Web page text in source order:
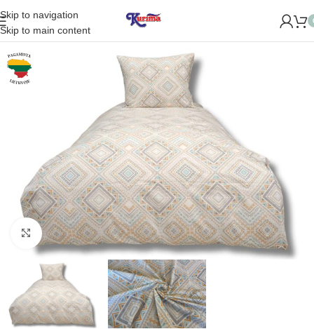
Skip to navigation
Skip to main content
Padidinti